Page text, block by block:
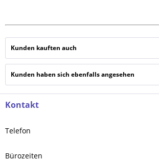
Kunden kauften auch
Kunden haben sich ebenfalls angesehen
Kontakt
Telefon
Bürozeiten